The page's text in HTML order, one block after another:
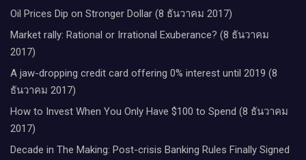
Oil Prices Dip on Stronger Dollar (8 ธันวาคม 2017)
Market rally: Rational or Irrational Exuberance? (8 ธันวาคม
2017)
A jaw-dropping credit card offering 0% interest until 2019 (8
ธันวาคม 2017)
How to Invest When You Only Have $100 to Spend (8 ธันวาคม
2017)
Decade in The Making: Post-crisis Banking Rules Finally Signed